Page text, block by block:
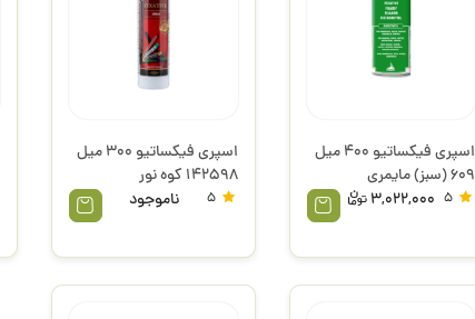
اسپری فیکساتیو 400 میل
609 (سبز) مایمری
3,022,000
اسپری فیکساتیو 300 میل
142598 کوه نور
5 ناموجود